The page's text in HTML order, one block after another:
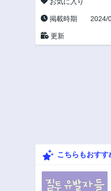
掲載時期 2024/
更新
こちらもおすす